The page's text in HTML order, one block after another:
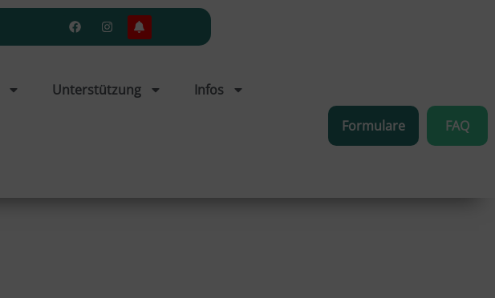
Unterstützung Infos
Formulare FAQ